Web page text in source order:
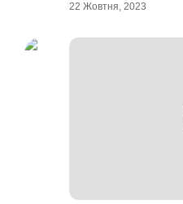
22 Жовтня, 2023